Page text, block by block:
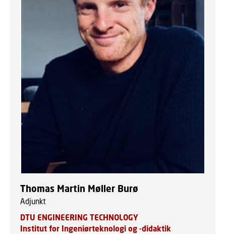
Thomas Martin Møller Burø
Adjunkt
DTU ENGINEERING TECHNOLOGY
Institut for Ingeniørteknologi og -didaktik